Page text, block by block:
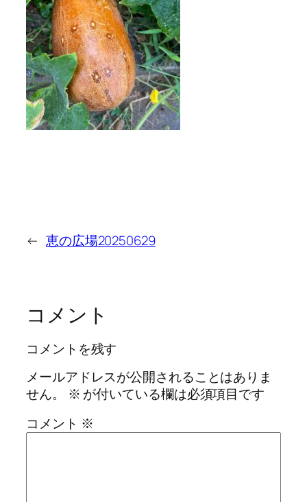
← 恵の広場20250629
コメント
コメントを残す
メールアドレスが公開されることはありま
せん。
※ が付いている欄は必須項目です
コメント ※